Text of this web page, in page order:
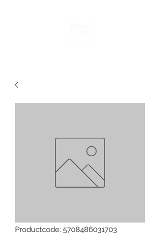
Productcode: 5708486031703